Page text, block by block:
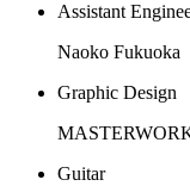
Assistant
Naoko Fukuoka
Graphic Design
Guitar